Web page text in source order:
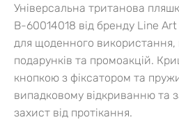
Універсальна тританова
B-60014018 від бренду Line
для щоденного використання,
подарунків та промоакцій.
кнопкою з фіксатором та
випадковому відкриванню та
захист від протікання.